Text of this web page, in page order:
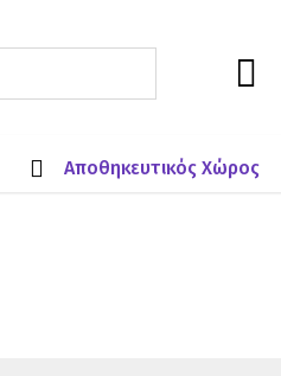
Αποθηκευτικός Χώρος